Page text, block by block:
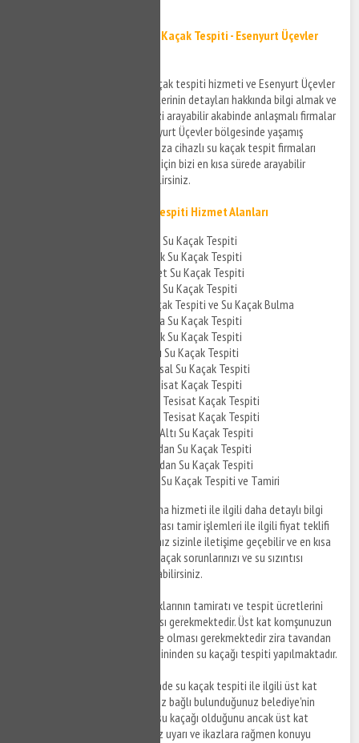
Esenyurt Üçevler Cihazla Su Kaçak Tespiti - Esenyurt Üçevler
Esenyurt Üçevler cihazla su kaçak tespiti hizmeti ve Esenyurt Üçevler
cihazlı su kaçak bulma hizmetlerinin detayları hakkında bilgi almak ve
ücretlendirme detayları için bizi arayabilir akabinde anlaşmalı firmalar
ile bağlantı kurabilirsiniz. Esenyurt Üçevler bölgesinde yaşamış
olduğunuz su kaçak sorunlarınıza cihazlı su kaçak tespit firmaları
aracılığı ile müdahale edilmesi için bizi en kısa sürede arayabilir
detaylar hakkında bilgi edinebilirsiniz.
Esenyurt Üçevler Su Kaçak Tespiti Hizmet Alanları
Esenyurt Üçevler Banyo Su Kaçak Tespiti
Esenyurt Üçevler Mutfak Su Kaçak Tespiti
Esenyurt Üçevler Tuvalet Su Kaçak Tespiti
Esenyurt Üçevler Kombi Su Kaçak Tespiti
Esenyurt Üçevler Su Kaçak Tespiti ve Su Kaçak Bulma
Esenyurt Üçevler Cihazla Su Kaçak Tespiti
Esenyurt Üçevler Akustik Su Kaçak Tespiti
Esenyurt Üçevler Cihazlı Su Kaçak Tespiti
Esenyurt Üçevler Noktasal Su Kaçak Tespiti
Esenyurt Üçevler Su Tesisat Kaçak Tespiti
Esenyurt Üçevler Kombi Tesisat Kaçak Tespiti
Esenyurt Üçevler Kombi Tesisat Kaçak Tespiti
Esenyurt Üçevler Parke Altı Su Kaçak Tespiti
Esenyurt Üçevler Kırmadan Su Kaçak Tespiti
Esenyurt Üçevler Tavandan Su Kaçak Tespiti
Esenyurt Üçevler Pimaş Su Kaçak Tespiti ve Tamiri
Esenyurt Üçevler su kaçak bulma hizmeti ile ilgili daha detaylı bilgi
almak ve su kaçağı tespiti sonrası tamir işlemleri ile ilgili fiyat teklifi
almak için anlaşmalı firmalarımız sizinle iletişime geçebilir ve en kısa
sürede yaşamış olduğunuz su kaçak sorunlarınızı ve su sızıntısı
sorunlarınızı çözüme kavuşturabilirsiniz.
Tavanınıza gelen su kaçaklarının tamiratı ve tespit ücretlerini
üst kat komşunuzun karşılaması gerekmektedir. Üst kat komşunuzun
su kaçak tespiti esnasında evde olması gerekmektedir zira tavandan
değil üst kat komşunuzun zemininden su kaçağı tespiti yapılmaktadır.
Esenyurt Üçevler bölgesinde su kaçak tespiti ile ilgili üst kat
komşunuz ile sorun yaşıyorsanız bağlı bulunduğunuz belediye'nin
Zabıta birimi ile görüşebilir ve su kaçağı olduğunu ancak üst kat
komşunuzun yapmış olduğunuz uyarı ve ikazlara rağmen konuyu